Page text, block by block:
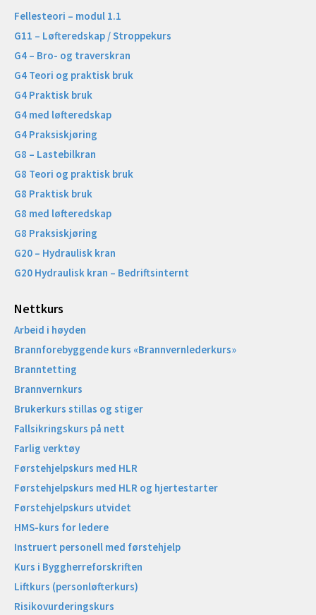
Fellesteori – modul 1.1
G11 – Løfteredskap / Stroppekurs
G4 – Bro- og traverskran
G4 Teori og praktisk bruk
G4 Praktisk bruk
G4 med løfteredskap
G4 Praksiskjøring
G8 – Lastebilkran
G8 Teori og praktisk bruk
G8 Praktisk bruk
G8 med løfteredskap
G8 Praksiskjøring
G20 – Hydraulisk kran
G20 Hydraulisk kran – Bedriftsinternt
Nettkurs
Arbeid i høyden
Brannforebyggende kurs «Brannvernlederkurs»
Branntetting
Brannvernkurs
Brukerkurs stillas og stiger
Fallsikringskurs på nett
Farlig verktøy
Førstehjelpskurs med HLR
Førstehjelpskurs med HLR og hjertestarter
Førstehjelpskurs utvidet
HMS-kurs for ledere
Instruert personell med førstehjelp
Kurs i Byggherreforskriften
Liftkurs (personløfterkurs)
Risikovurderingskurs